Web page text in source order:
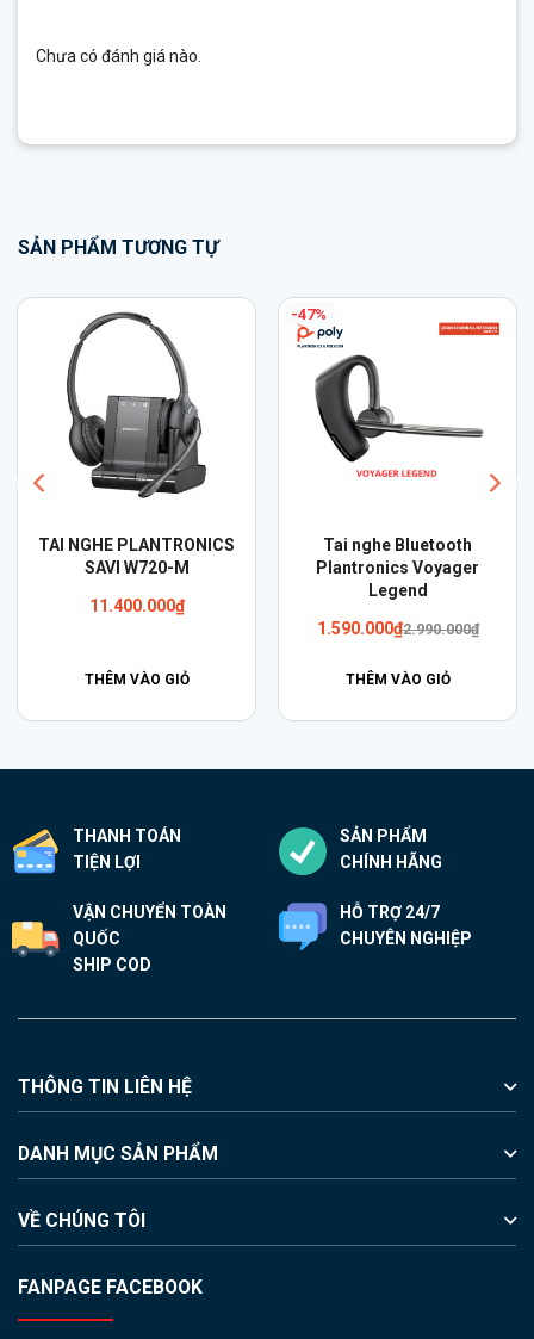
Chưa có đánh giá nào.
SẢN PHẨM TƯƠNG TỰ
Tai nghe Bluetooth
Plantronics Voyager
2.990.000₫.
là:
THÊM VÀO GIỎ
Cáp Plantronics HIC-10
CE2001
THÊM VÀO GIỎ
THANH TOÁN
TIỆN LỢI
SẢN PHẨM
CHÍNH HÃNG
VẬN CHUYỂN TOÀN
QUỐC
SHIP COD
HỖ TRỢ 24/7
CHUYÊN NGHIỆP
THÔNG TIN LIÊN HỆ
DANH MỤC SẢN PHẨM
VỀ CHÚNG TÔI
FANPAGE FACEBOOK